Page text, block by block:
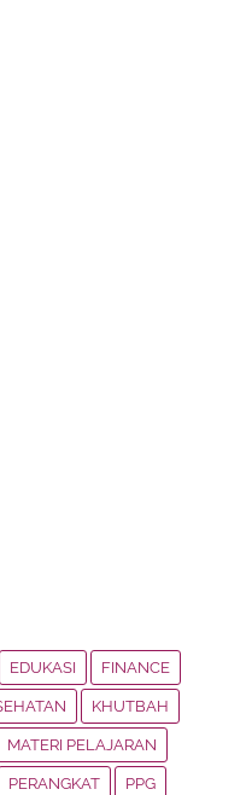
EDUKASI FINANCE
KHUTBAH
MATERI PELAJARAN
PERANGKAT PPG